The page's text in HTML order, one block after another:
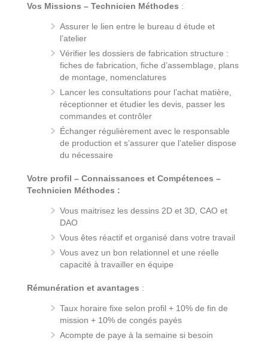
Vos Missions – Technicien Méthodes :
Assurer le lien entre le bureau d étude et
l’atelier
Vérifier les dossiers de fabrication structure :
fiches de fabrication, fiche d’assemblage, plans
de montage, nomenclatures
Lancer les consultations pour l’achat matière,
réceptionner et étudier les devis, passer les
commandes et contrôler
Échanger régulièrement avec le responsable
de production et s’assurer que l’atelier dispose
du nécessaire
Votre profil – Connaissances et Compétences –
Technicien Méthodes :
Vous maitrisez les dessins 2D et 3D, CAO et
DAO
Vous êtes réactif et organisé dans votre travail
Vous avez un bon relationnel et une réelle
capacité à travailler en équipe
Rémunération et avantages :
Taux horaire fixe selon profil + 10% de fin de
mission + 10% de congés payés
Acompte de paye à la semaine si besoin